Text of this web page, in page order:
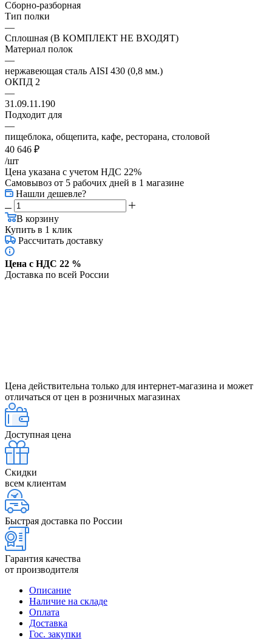
Сборно-разборная
Тип полки
—
Сплошная (В КОМПЛЕКТ НЕ ВХОДЯТ)
Материал полок
—
нержавеющая сталь AISI 430 (0,8 мм.)
ОКПД 2
—
31.09.11.190
Подходит для
—
пищеблока, общепита, кафе, ресторана, столовой
40 646 ₽
/шт
Цена указана с учетом НДС 22%
Самовывоз от 5 рабочих дней в 1 магазине
Нашли дешевле?
В корзину
Купить в 1 клик
Рассчитать доставку
Цена с НДС 22 %
Доставка по всей России
Цена действительна только для интернет-магазина и может
отличаться от цен в розничных магазинах
Доступная цена
Скидки
всем клиентам
Быстрая доставка по России
Гарантия качества
от производителя
Описание
Наличие на складе
Оплата
Доставка
Гос. закупки